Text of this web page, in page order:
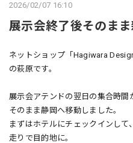
2026/02/07 16:10
展示会終了後そのま
ネットショップ「Hagiwara
の萩原です。
展示会アテンドの翌日の集合時間
そのまま静岡へ移動しました。
まずはホテルにチェックインし
走りで目的地に。